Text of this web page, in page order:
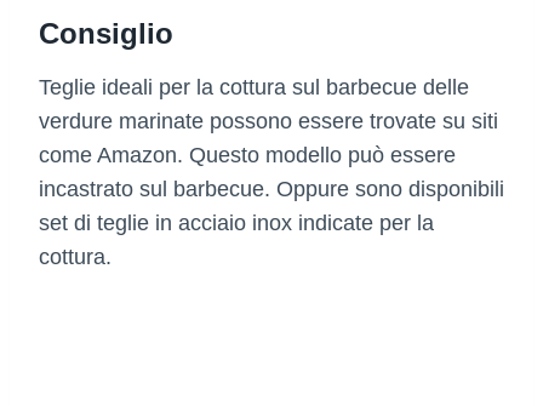
Consiglio
Teglie ideali per la cottura sul barbecue delle
verdure marinate possono essere trovate su siti
come Amazon. Questo modello può essere
incastrato sul barbecue. Oppure sono disponibili
set di teglie in acciaio inox indicate per la
cottura.